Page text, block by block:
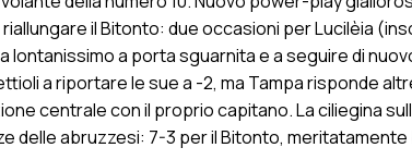
il Bitonto: due occasioni per Lucilèia
lontanissimo a porta sguarnita e a seguire di
a riportare le sue a -2, ma Tampa risponde
centrale con il proprio capitano. La ciliegina
delle abruzzesi: 7-3 per il Bitonto,